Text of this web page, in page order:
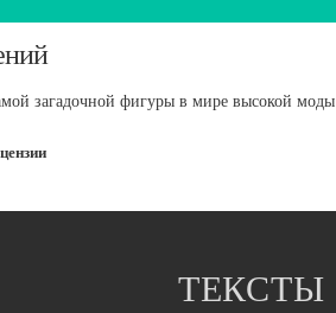
загадочной фигуры в мире высокой
ТЕКСТЫ